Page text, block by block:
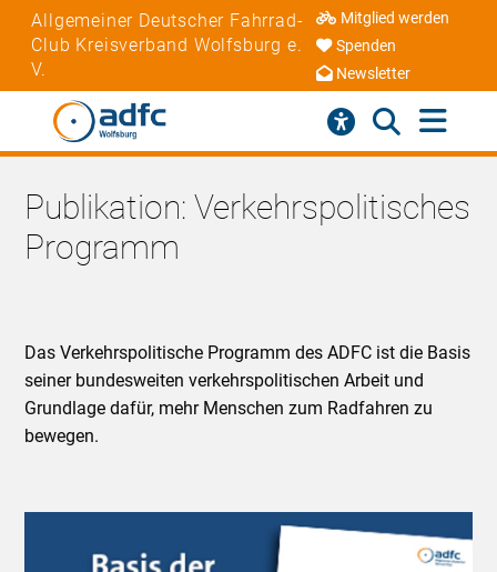
Allgemeiner Deutscher Fahrrad-
Club Kreisverband Wolfsburg e.
V.
Mitglied werden
Spenden
Newsletter
Publikation: Verkehrspolitisches
Programm
Das Verkehrspolitische Programm des ADFC ist die Basis
seiner bundesweiten verkehrspolitischen Arbeit und
Grundlage dafür, mehr Menschen zum Radfahren zu
bewegen.